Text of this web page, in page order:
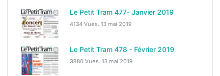
Le Petit Tram 477- Janvier 2019
4134 Vues. 13 mai 2019
Le Petit Tram 478 - Février 2019
3880 Vues. 13 mai 2019